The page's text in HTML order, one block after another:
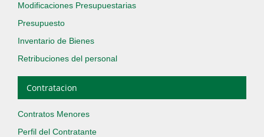
Modificaciones Presupuestarias
Presupuesto
Inventario de Bienes
Retribuciones del personal
Contratacion
Contratos Menores
Perfil del Contratante